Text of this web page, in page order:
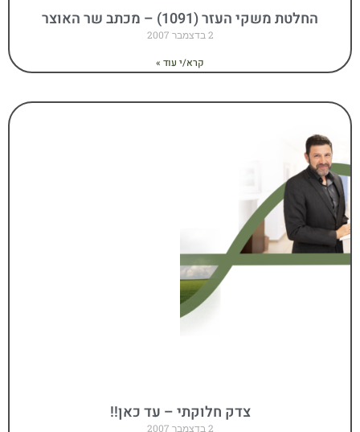
החלטת משקי העזר (1091) – מכתב שר האוצר
2 בדצמבר 2007
קרא/י עוד »
צדק חלוקתי – עד כאן!!
2 בדצמבר 2007